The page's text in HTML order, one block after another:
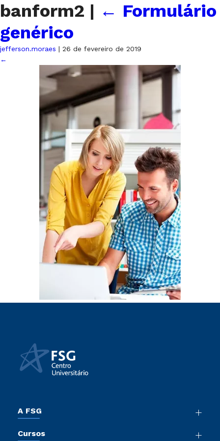
banform2 | ← Formulário
genérico
jefferson.moraes | 26 de fevereiro de 2019
←
A FSG
Sala de Imprensa
Cursos